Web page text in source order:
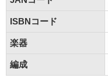
ISBNコード
楽器
編成